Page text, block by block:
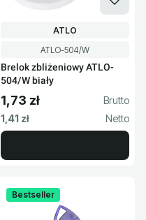
Kod produktu
ATLO-504/W
Brelok zbliżeniowy ATLO-
504/W biały
PRODUCENT
ATLO
Cena brutto
1,73 zł
Cena netto
1,41 zł
Bestseller